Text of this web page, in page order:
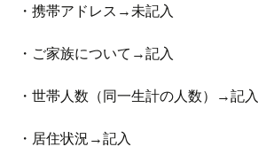
・携帯アドレス→未記入
・ご家族について→記入
・世帯人数（同一生計の人数）→記入
・居住状況→記入